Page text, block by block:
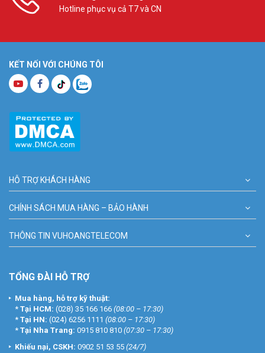
Hotline phục vụ cả T7 và CN
KẾT NỐI VỚI CHÚNG TÔI
HỖ TRỢ KHÁCH HÀNG
CHÍNH SÁCH MUA HÀNG – BẢO HÀNH
THÔNG TIN VUHOANGTELECOM
TỔNG ĐÀI HỖ TRỢ
Mua hàng, hỗ trợ kỹ thuật:
* Tại HCM: (028) 35 166 166 (08:00 – 17:30)
* Tại HN: (024) 6256 1111 (08:00 – 17:30)
* Tại Nha Trang: 0915 810 810 (07:30 – 17:30)
Khiếu nại, CSKH: 0902 51 53 55 (24/7)